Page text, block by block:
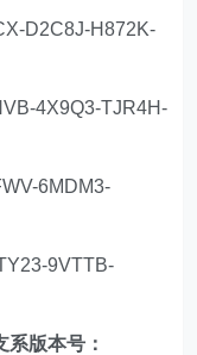
D2C8J-H872K-
4X9Q3-TJR4H-
6MDM3-
9VTTB-
版本号：